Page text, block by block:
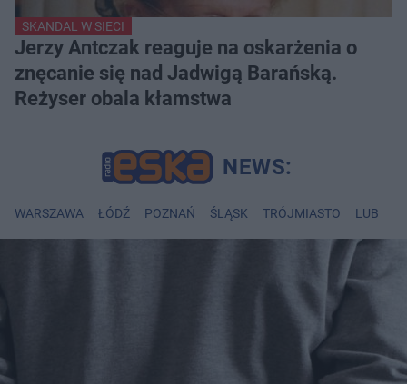
SKANDAL W SIECI
Jerzy Antczak reaguje na oskarżenia o
znęcanie się nad Jadwigą Barańską.
Reżyser obala kłamstwa
WARSZAWA ŁÓDŹ POZNAŃ ŚLĄSK TRÓJMIASTO LUBLIN